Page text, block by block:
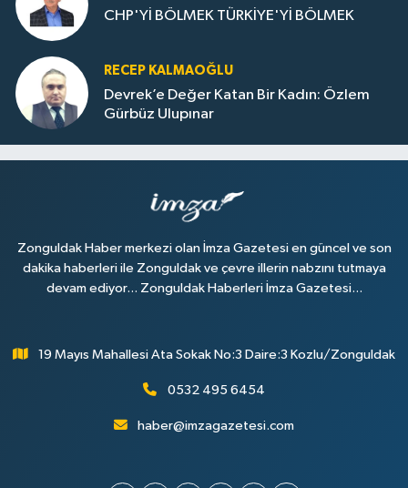
CHP'Yİ BÖLMEK TÜRKİYE'Yİ BÖLMEK
RECEP KALMAOĞLU
Devrek’e Değer Katan Bir Kadın: Özlem
Gürbüz Ulupınar
Zonguldak Haber merkezi olan İmza Gazetesi en güncel ve son
dakika haberleri ile Zonguldak ve çevre illerin nabzını tutmaya
devam ediyor... Zonguldak Haberleri İmza Gazetesi...
19 Mayıs Mahallesi Ata Sokak No:3 Daire:3 Kozlu/Zonguldak
0532 495 6454
haber@imzagazetesi.com